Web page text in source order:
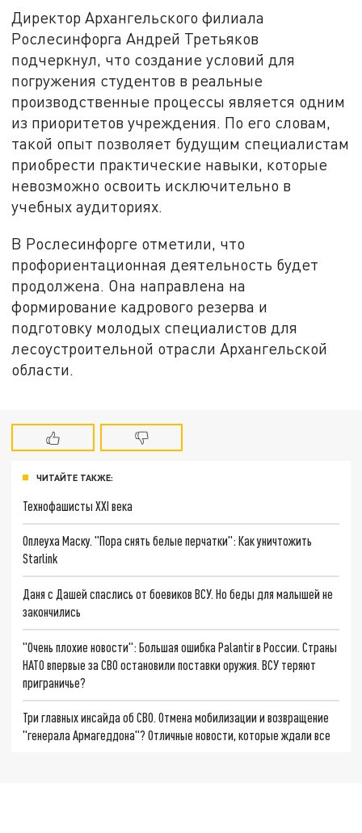
Директор Архангельского филиала
Рослесинфорга Андрей Третьяков
подчеркнул, что создание условий для
погружения студентов в реальные
производственные процессы является одним
из приоритетов учреждения. По его словам,
такой опыт позволяет будущим специалистам
приобрести практические навыки, которые
невозможно освоить исключительно в
учебных аудиториях.
В Рослесинфорге отметили, что
профориентационная деятельность будет
продолжена. Она направлена на
формирование кадрового резерва и
подготовку молодых специалистов для
лесоустроительной отрасли Архангельской
области.
ЧИТАЙТЕ ТАКЖЕ:
Технофашисты XXI века
Оплеуха Маску. "Пора снять белые перчатки": Как уничтожить
Starlink
Даня с Дашей спаслись от боевиков ВСУ. Но беды для малышей не
закончились
"Очень плохие новости": Большая ошибка Palantir в России. Страны
НАТО впервые за СВО остановили поставки оружия. ВСУ теряют
приграничье?
Три главных инсайда об СВО. Отмена мобилизации и возвращение
"генерала Армагеддона"? Отличные новости, которые ждали все